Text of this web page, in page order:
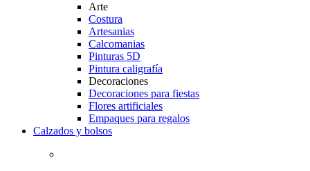
Arte
Costura
Artesanias
Calcomanias
Pinturas 5D
Pintura caligrafía
Decoraciones
Decoraciones para fiestas
Flores artificiales
Empaques para regalos
Calzados y bolsos